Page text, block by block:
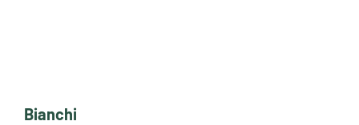
Bianchi